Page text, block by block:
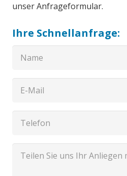
unser Anfrageformular.
Ihre Schnellanfrage: